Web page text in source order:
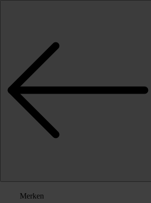
Merken